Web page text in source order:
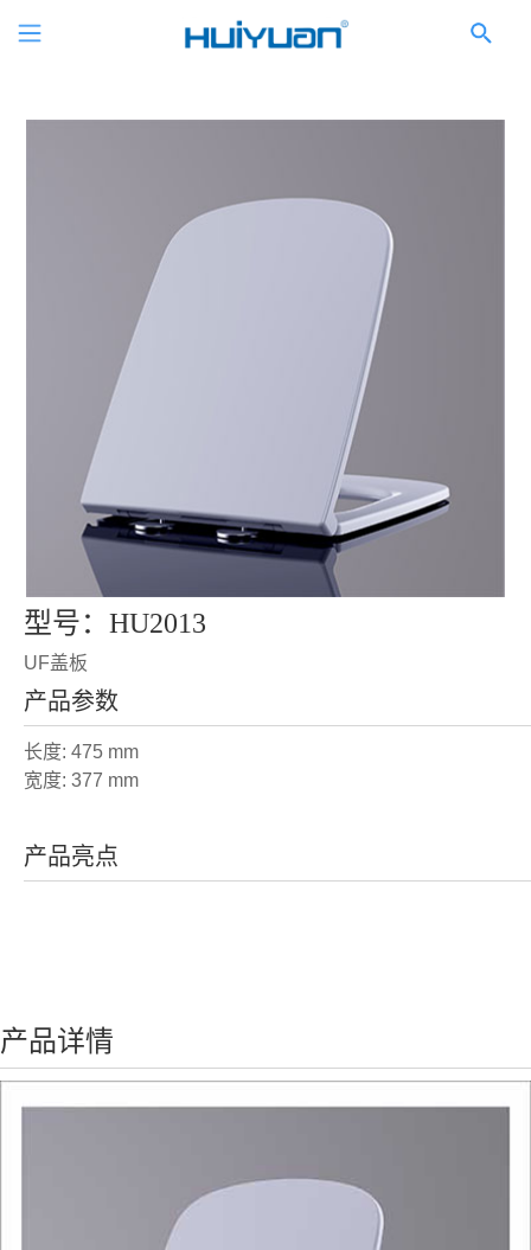
型号：HU2013
UF盖板
产品参数
长度: 475 mm
宽度: 377 mm
产品亮点
产品详情